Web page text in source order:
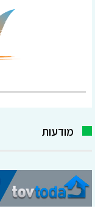
מודעות